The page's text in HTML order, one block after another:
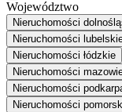
Województwo
Nieruchomości
Nieruchomości
Nieruchomości łódzkie
Nieruchomości
Nieruchomości
Nieruchomości